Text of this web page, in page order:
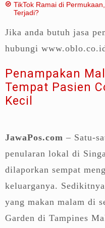
TikTok Ramai di
Terjadi?
Jika anda butuh jasa
hubungi
Penampakan
Tempat Pasien
Kecil
JawaPos.com – Satu-
penularan lokal di
dilaporkan sempat
keluarganya.
yang makan malam di
Garden di Tampines